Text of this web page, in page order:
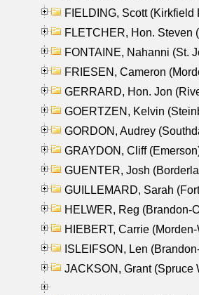
FIELDING, Scott (Kirkfield
FLETCHER, Hon. Steven
FONTAINE, Nahanni (St.
FRIESEN, Cameron
GERRARD, Hon. Jon
GOERTZEN, Kelvin
GORDON, Audrey
GRAYDON, Cliff
GUENTER, Josh
GUILLEMARD, Sarah
HELWER, Reg (Brandon-
HIEBERT, Carrie
ISLEIFSON, Len
JACKSON, Grant (Spruce